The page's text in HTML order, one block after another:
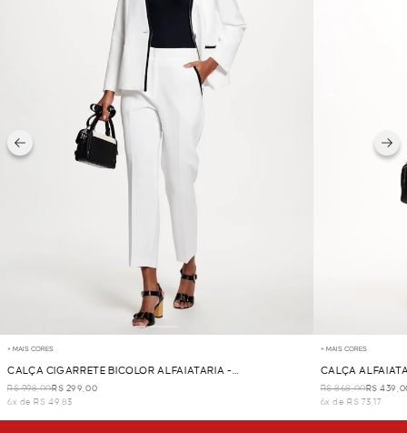
+ MAIS CORES
CALÇA CIGARRETE BICOLOR ALFAIATARIA -
BRANCO/PRETO
R$ 998,00R$ 299,00
6x de R$ 49,83
+ MAIS CORES
CALÇA
R$ 868,00R$
6x de R$ 73,17